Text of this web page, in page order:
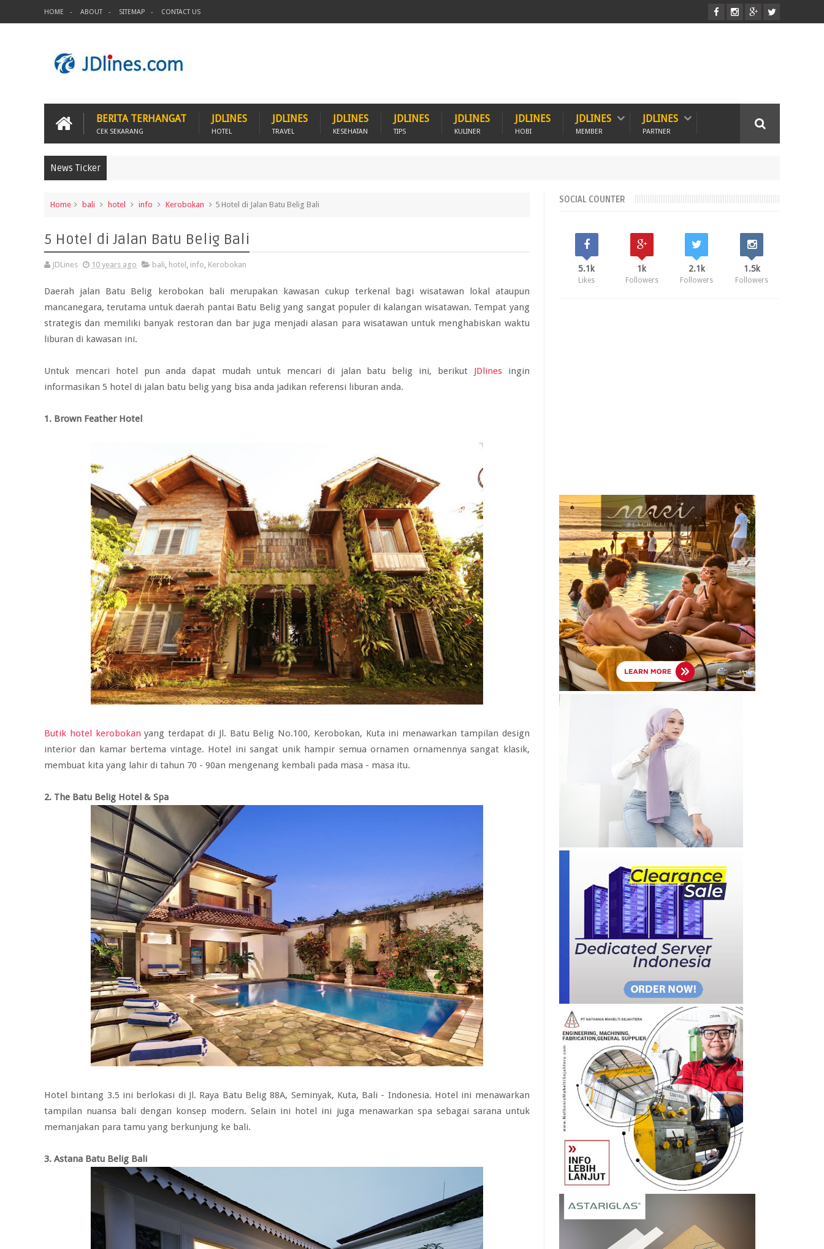
HOME ABOUT SITEMAP CONTACT US
BERITA TERHANGAT
CEK SEKARANG
JDLINES
HOTEL
JDLINES
TRAVEL
JDLINES
KESEHATAN
JDLINES
TIPS
JDLINES
KULINER
JDLINES
HOBI
JDLINES
MEMBER
JDLINES
PARTNER
News Ticker
Home bali hotel info Kerobokan 5 Hotel di Jalan Batu Belig Bali
5 Hotel di Jalan Batu Belig Bali
JDLines 10 years ago bali, hotel , info, Kerobokan
Daerah jalan Batu Belig kerobokan bali merupakan kawasan cukup terkenal bagi wisatawan lokal ataupun
mancanegara, terutama untuk daerah pantai Batu Belig yang sangat populer di kalangan wisatawan. Tempat yang
strategis dan memiliki banyak restoran dan bar juga menjadi alasan para wisatawan untuk menghabiskan waktu
liburan di kawasan ini.
Untuk mencari hotel pun anda dapat mudah untuk mencari di jalan batu belig ini, berikut JDlinesingin
informasikan 5 hotel di jalan batu belig yang bisa anda jadikan referensi liburan anda.
1. Brown Feather Hotel
Butik hotel kerobokan yang terdapat di Jl. Batu Belig No.100, Kerobokan, Kuta ini menawarkan tampilan design
interior dan kamar bertema vintage. Hotel ini sangat unik hampir semua ornamen ornamennya sangat klasik,
membuat kita yang lahir di tahun 70 - 90an mengenang kembali pada masa - masa itu.
2. The Batu Belig Hotel & Spa
Hotel bintang 3.5 ini berlokasi di Jl. Raya Batu Belig 88A, Seminyak, Kuta, Bali - Indonesia. Hotel ini menawarkan
tampilan nuansa bali dengan konsep modern. Selain ini hotel ini juga menawarkan spa sebagai sarana untuk
memanjakan para tamu yang berkunjung ke bali.
3. Astana Batu Belig Bali
SOCIAL COUNTER
5.1k
Likes
1k
Followers
2.1k
Followers
1.5k
Followers